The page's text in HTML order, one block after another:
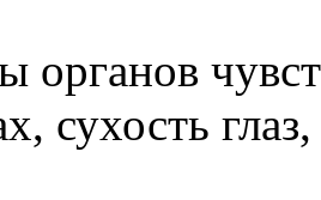
органов
сухость